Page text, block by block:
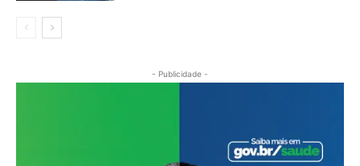
- Publicidade -